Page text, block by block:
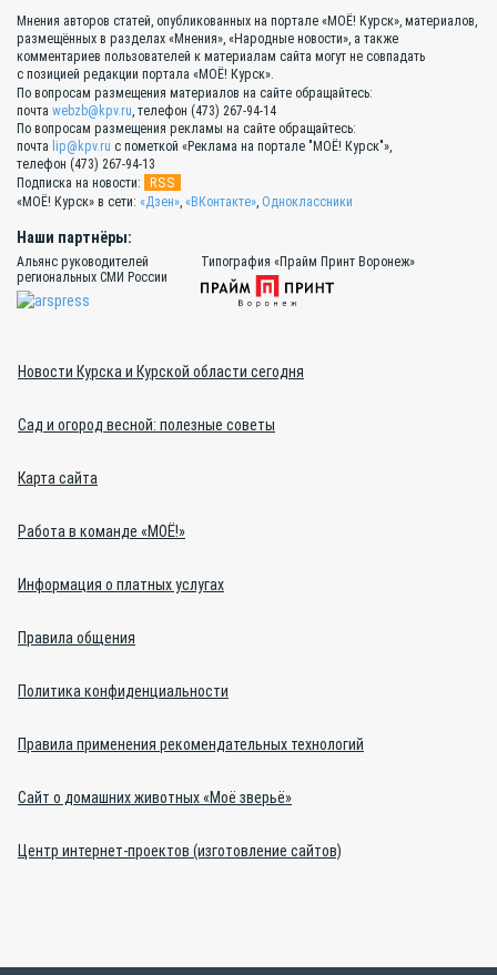
Мнения авторов статей, опубликованных на портале «МОЁ! Курск», материалов,
размещённых в разделах «Мнения», «Народные новости», а также
комментариев пользователей к материалам сайта могут не совпадать
с позицией редакции портала «МОЁ! Курск».
По вопросам размещения материалов на сайте обращайтесь:
почта webzb@kpv.ru, телефон (473) 267-94-14
По вопросам размещения рекламы на сайте обращайтесь:
почта lip@kpv.ru с пометкой «Реклама на портале "МОЁ! Курск"»,
телефон (473) 267-94-13
Подписка на новости:
RSS
«МОЁ! Курск» в сети: «Дзен», «ВКонтакте», Одноклассники
Наши партнёры:
Альянс руководителей
региональных СМИ России
Типография «Прайм Принт Воронеж»
Новости Курска и Курской области сегодня
Сад и огород весной: полезные советы
Карта сайта
Работа в команде «МОЁ!»
Информация о платных услугах
Правила общения
Политика конфиденциальности
Правила применения рекомендательных технологий
Сайт о домашних животных «Моё зверьё»
Центр интернет-проектов (изготовление сайтов)